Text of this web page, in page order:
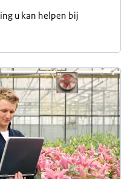
u kan helpen bij